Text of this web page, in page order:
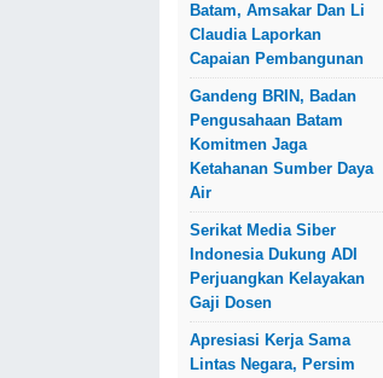
Batam, Amsakar Dan Li
Claudia Laporkan
Capaian Pembangunan
Gandeng BRIN, Badan
Pengusahaan Batam
Komitmen Jaga
Ketahanan Sumber Daya
Air
Serikat Media Siber
Indonesia Dukung ADI
Perjuangkan Kelayakan
Gaji Dosen
Apresiasi Kerja Sama
Lintas Negara, Persim